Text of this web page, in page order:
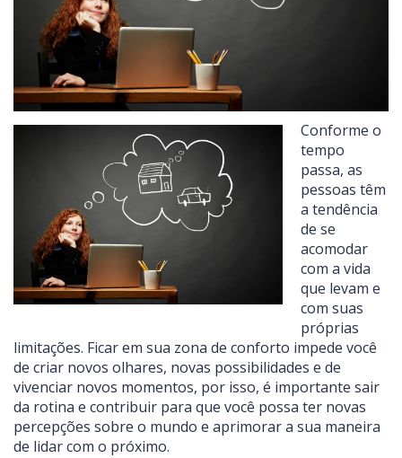
Conforme o
tempo
passa, as
pessoas têm
a tendência
de se
acomodar
com a vida
que levam e
com suas
próprias
limitações. Ficar em sua zona de conforto impede você
de criar novos olhares, novas possibilidades e de
vivenciar novos momentos, por isso, é importante sair
da rotina e contribuir para que você possa ter novas
percepções sobre o mundo e aprimorar a sua maneira
de lidar com o próximo.